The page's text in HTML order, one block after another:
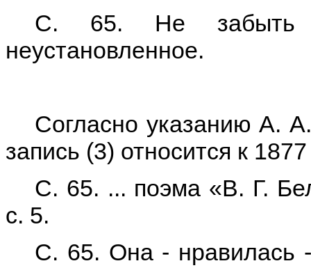
С. 65. Не забыть
неустановленное.
Согласно указанию А.
запись (3) относится к 1877
С. 65. ... поэма «В. Г.
с. 5.
С. 65. Она - нравилась